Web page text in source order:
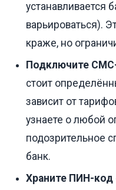
устанавливается
варьироваться).
краже, но
Подключите
стоит
зависит от
узнаете о любой
подозрительное
банк.
Храните ПИН-код